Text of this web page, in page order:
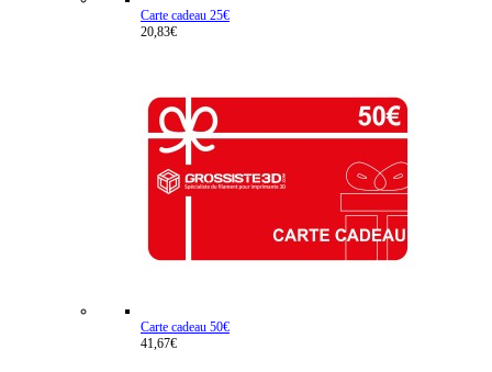
Carte cadeau 25€
20,83€
Carte cadeau 50€
41,67€